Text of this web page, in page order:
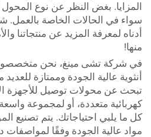
المزايا. بغض النظر عن نوع المحول
سواء في الحالات الخاصة
أدناه لمعرفة المزيد عن منتجاتنا
منها!
في شركة تشى مينغ، نحن
أنثوية عالية الجودة وممتازة
تبحث عن محولات توصيل للأجهزة
كهربائية متعددة، أو لمجموعة واسعة
كل ما يلبي احتياجاتك. يتم تصنيع
مواد عالية الجودة وفقًا لمواصفات